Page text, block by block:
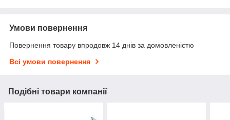
Умови повернення
Повернення товару впродовж 14 днів за домовленістю
Всі умови повернення
Подібні товари компанії